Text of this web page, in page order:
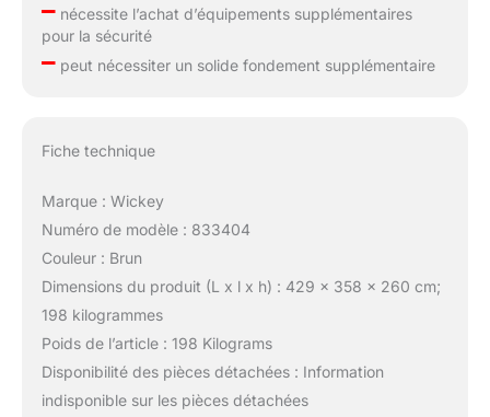
–nécessite l’achat d’équipements supplémentaires
pour la sécurité
–peut nécessiter un solide fondement supplémentaire
Fiche technique
Marque : Wickey
Numéro de modèle : 833404
Couleur : Brun
Dimensions du produit (L x l x h) : 429 x 358 x 260 cm;
198 kilogrammes
Poids de l’article : 198 Kilograms
Disponibilité des pièces détachées : Information
indisponible sur les pièces détachées